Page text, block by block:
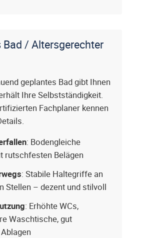
Bad / Altersgerechter
geplantes Bad gibt Ihnen
Ihre Selbstständigkeit.
Fachplaner kennen
: Bodengleiche
rutschfesten Belägen
: Stabile Haltegriffe an
Stellen – dezent und stilvoll
: Erhöhte WCs,
Waschtische, gut